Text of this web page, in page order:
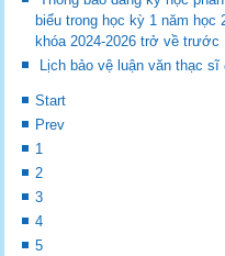
biểu trong học kỳ 1 năm học
khóa 2024-2026 trở về trước
Lịch bảo vệ luận văn thạc
Start
Prev
1
2
3
4
5